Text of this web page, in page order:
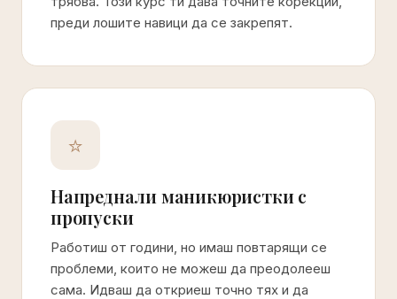
преди лошите навици да се закрепят.
⭐
Напреднали маникюристки с
пропуски
Работиш от години, но имаш повтарящи се
проблеми, които не можеш да преодолееш
сама. Идваш да откриеш точно тях и да